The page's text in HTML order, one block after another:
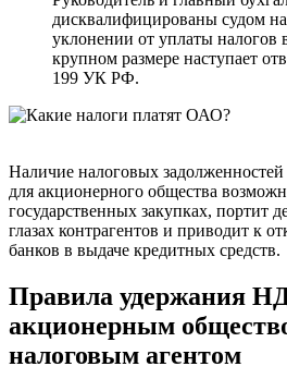
дисквалифицированы судом
уклонении от уплаты налогов
крупном размере наступает
199 УК РФ.
Наличие налоговых
для акционерного общества
государственных закупках, портит
глазах контрагентов и приводит к
банков в выдаче кредитных средств.
Правила удержания
акционерным
налоговым агентом